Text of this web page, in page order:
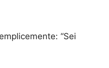
“Sei